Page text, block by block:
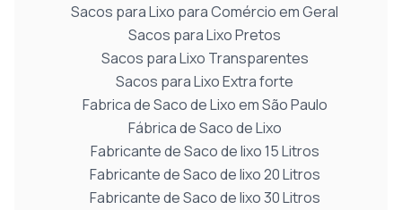
Sacos para Lixo para Comércio em Geral
Sacos para Lixo Pretos
Sacos para Lixo Transparentes
Sacos para Lixo Extra forte
Fabrica de Saco de Lixo em São Paulo
Fábrica de Saco de Lixo
Fabricante de Saco de lixo 15 Litros
Fabricante de Saco de lixo 20 Litros
Fabricante de Saco de lixo 30 Litros